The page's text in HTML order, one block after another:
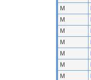
M
M
M
M
M
M
M